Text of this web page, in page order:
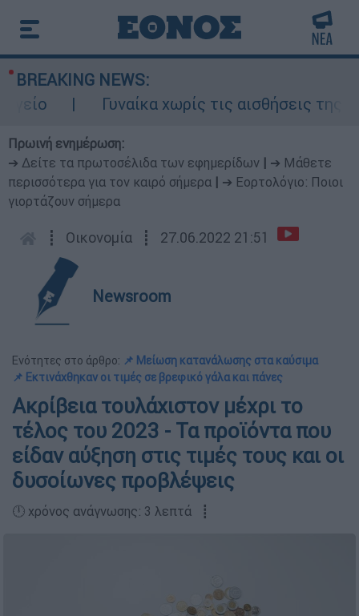
BREAKING NEWS:
Γυναίκα χωρίς τις αισθήσεις της σε
Πρωινή ενημέρωση:
➔ Δείτε τα πρωτοσέλιδα των εφημερίδων
➔ Μάθετε
περισσότερα για τον καιρό σήμερα
➔ Εορτολόγιο: Ποιοι
γιορτάζουν σήμερα
┋ Οικονομία ┋ 27.06.2022 21:51
Newsroom
Ενότητες στο άρθρο: 📌 Μείωση κατανάλωσης στα καύσιμα
📌 Εκτινάχθηκαν οι τιμές σε βρεφικό γάλα και πάνες
Ακρίβεια τουλάχιστον μέχρι το
τέλος του 2023 - Τα προϊόντα που
είδαν αύξηση στις τιμές τους και οι
δυσοίωνες προβλέψεις
🕛 χρόνος ανάγνωσης: 3 λεπτά ┋